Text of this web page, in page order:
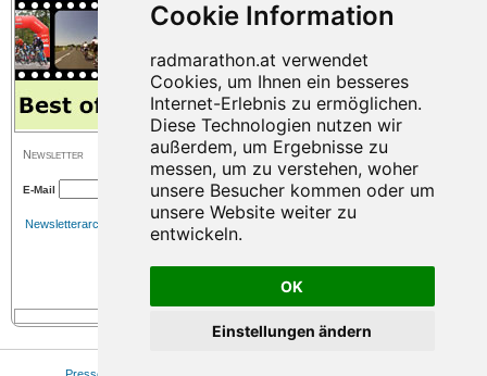
OK
Einstellungen ändern
Newsletter
E-Mail
Newsletterarchiv